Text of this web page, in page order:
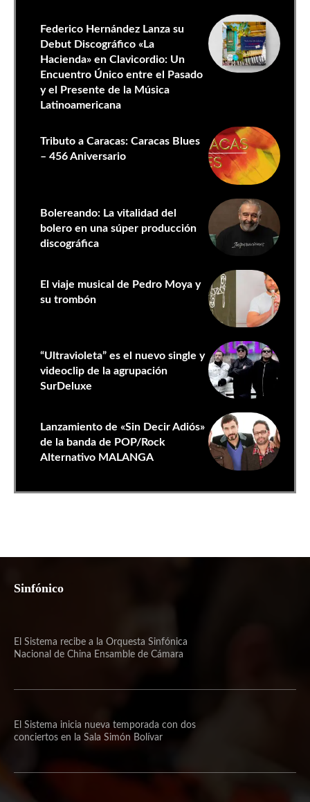
Federico Hernández Lanza su
Debut Discográfico «La
Hacienda» en Clavicordio: Un
Encuentro Único entre el Pasado
y el Presente de la Música
Latinoamericana
Tributo a Caracas: Caracas Blues
– 456 Aniversario
Bolereando: La vitalidad del
bolero en una súper producción
discográfica
El viaje musical de Pedro Moya y
su trombón
“Ultravioleta” es el nuevo single y
videoclip de la agrupación
SurDeluxe
Lanzamiento de «Sin Decir Adiós»
de la banda de POP/Rock
Alternativo MALANGA
Sinfónico
El Sistema recibe a la Orquesta Sinfónica
Nacional de China Ensamble de Cámara
El Sistema inicia nueva temporada con dos
conciertos en la Sala Simón Bolívar